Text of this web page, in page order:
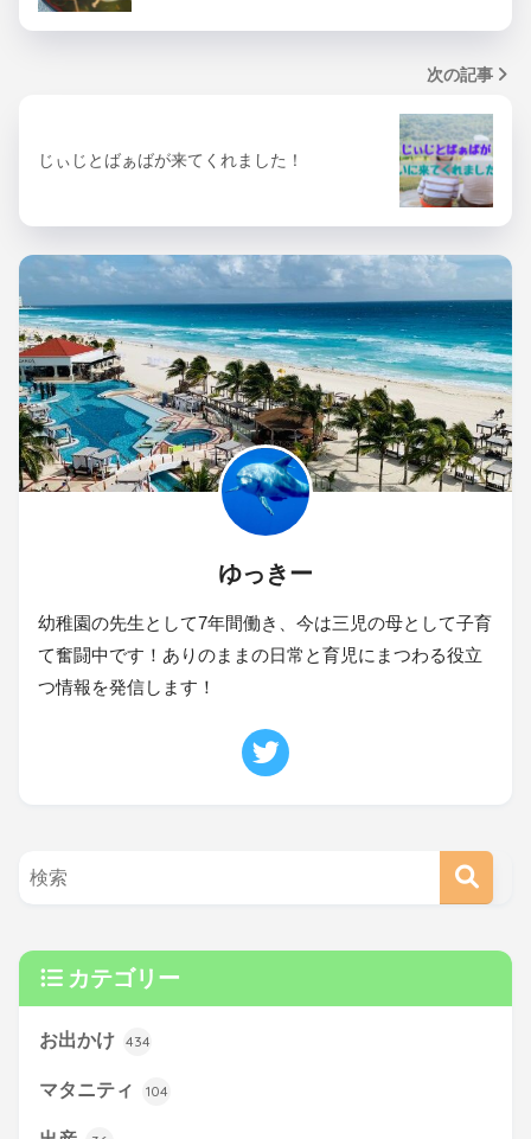
次の記事
じぃじとばぁばが来てくれました！
ゆっきー
幼稚園の先生として7年間働き、今は三児の母として子育
て奮闘中です！ありのままの日常と育児にまつわる役立
つ情報を発信します！
カテゴリー
お出かけ 434
マタニティ 104